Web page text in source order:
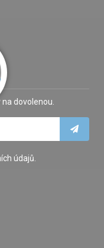
dovolenou.
údajů.